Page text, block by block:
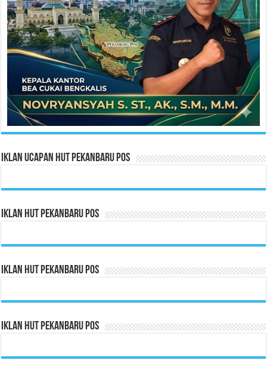
Iklan Ucapan HUT Pekanbaru Pos
Iklan HUT Pekanbaru Pos
Iklan HUT Pekanbaru Pos
Iklan HUT Pekanbaru Pos